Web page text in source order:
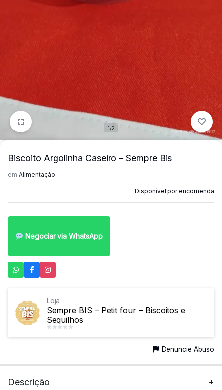
1/2
Biscoito Argolinha Caseiro – Sempre Bis
em Alimentação
Disponível por encomenda
Negociar via WhatsApp
Sempre BIS – Petit four – Biscoitos e
Sequilhos
Loja
Denuncie Abuso
Descrição